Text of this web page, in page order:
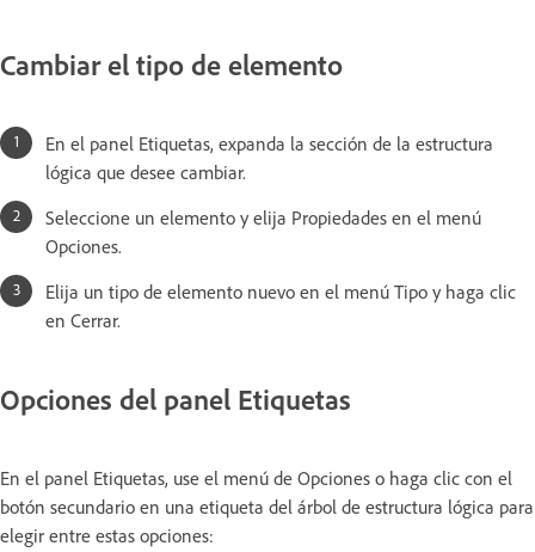
Cambiar el tipo de elemento
En el panel Etiquetas, expanda la sección de la estructura
lógica que desee cambiar.
Seleccione un elemento y elija Propiedades en el menú
Opciones.
Elija un tipo de elemento nuevo en el menú Tipo y haga clic
en Cerrar.
Opciones del panel Etiquetas
En el panel Etiquetas, use el menú de Opciones o haga clic con el
botón secundario en una etiqueta del árbol de estructura lógica para
elegir entre estas opciones: